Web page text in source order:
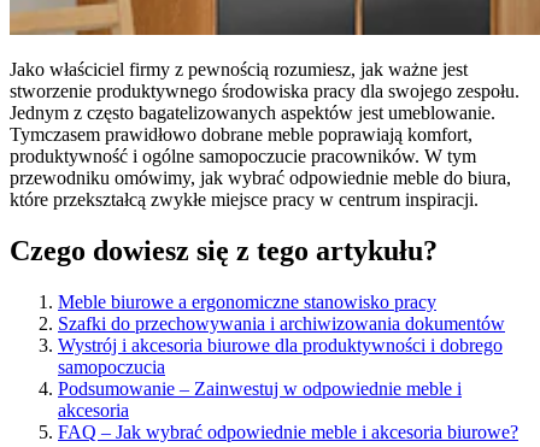
Jako właściciel firmy z pewnością rozumiesz, jak ważne jest
stworzenie produktywnego środowiska pracy dla swojego zespołu.
Jednym z często bagatelizowanych aspektów jest umeblowanie.
Tymczasem prawidłowo dobrane meble poprawiają komfort,
produktywność i ogólne samopoczucie pracowników. W tym
przewodniku omówimy, jak wybrać odpowiednie meble do biura,
które przekształcą zwykłe miejsce pracy w centrum inspiracji.
Czego dowiesz się z tego artykułu?
Meble biurowe a ergonomiczne stanowisko pracy
Szafki do przechowywania i archiwizowania dokumentów
Wystrój i akcesoria biurowe dla produktywności i dobrego
samopoczucia
Podsumowanie – Zainwestuj w odpowiednie meble i
akcesoria
FAQ – Jak wybrać odpowiednie meble i akcesoria biurowe?